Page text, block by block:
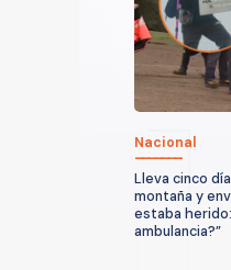
Nacional
Lleva cinco
montaña y
estaba herido:
ambulancia?”